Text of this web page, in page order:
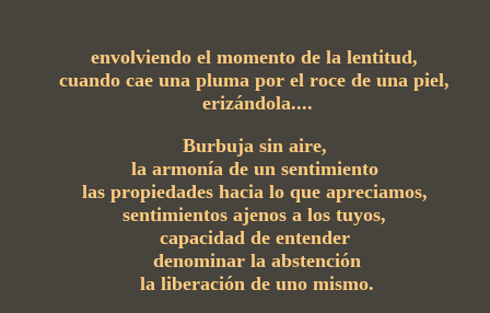
envolviendo el momento de la lentitud,
cuando cae una pluma por el roce de una piel,
erizándola....
Burbuja sin aire,
la armonía de un sentimiento
las propiedades hacia lo que apreciamos,
sentimientos ajenos a los tuyos,
capacidad de entender
denominar la abstención
la liberación de uno mismo.